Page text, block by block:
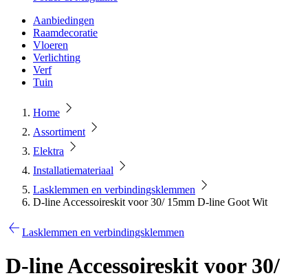
Aanbiedingen
Raamdecoratie
Vloeren
Verlichting
Verf
Tuin
Home
Assortiment
Elektra
Installatiemateriaal
Lasklemmen en verbindingsklemmen
D-line Accessoireskit voor 30/ 15mm D-line Goot Wit
Lasklemmen en verbindingsklemmen
D-line Accessoireskit voor 30/